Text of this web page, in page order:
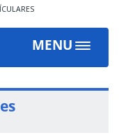
MENU
Toggle